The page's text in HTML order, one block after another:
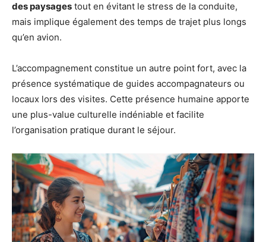
des paysages tout en évitant le stress de la conduite,
mais implique également des temps de trajet plus longs
qu’en avion.
L’accompagnement constitue un autre point fort, avec la
présence systématique de guides accompagnateurs ou
locaux lors des visites. Cette présence humaine apporte
une plus-value culturelle indéniable et facilite
l’organisation pratique durant le séjour.